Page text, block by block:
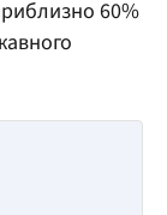
60%